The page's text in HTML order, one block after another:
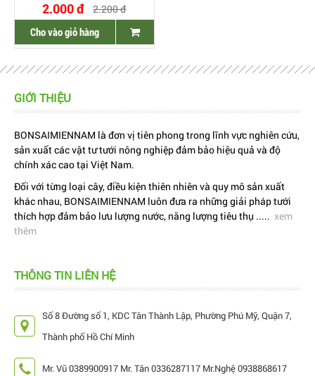
2.000 đ
2.200 đ
Cho vào giỏ hàng
GIỚI THIỆU
BONSAIMIENNAM là đơn vị tiên phong trong lĩnh vực nghiên cứu,
sản xuất các vật tư tưới nông nghiệp đảm bảo hiệu quả và độ
chính xác cao tại Việt Nam.
Đối với từng loại cây, điều kiện thiên nhiên và quy mô sản xuất
khác nhau, BONSAIMIENNAM luôn đưa ra những giải pháp tưới
thích hợp đảm bảo lưu lượng nước, năng lượng tiêu thụ ..... xem
thêm
THÔNG TIN LIÊN HỆ
Số 8 Đường số 1, KDC Tân Thành Lập, Phường Phú Mỹ, Quận 7,
Thành phố Hồ Chí Minh
Mr. Vũ 0389900917 Mr. Tân 0336287117 Mr.Nghệ 0938868617